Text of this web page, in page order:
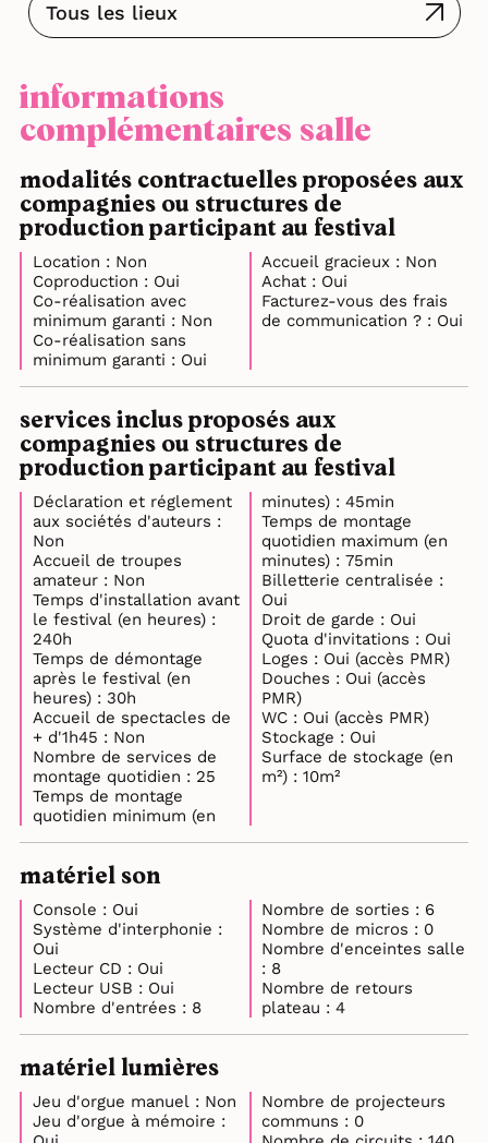
Tous les lieux
informations
complémentaires salle
modalités contractuelles proposées aux
compagnies ou structures de
production participant au festival
Location : Non
Coproduction : Oui
Co-réalisation avec
minimum garanti : Non
Co-réalisation sans
minimum garanti : Oui
Accueil gracieux : Non
Achat : Oui
Facturez-vous des frais
de communication ? : Oui
services inclus proposés aux
compagnies ou structures de
production participant au festival
Déclaration et réglement
aux sociétés d'auteurs :
Non
Accueil de troupes
amateur : Non
Temps d'installation avant
le festival (en heures) :
240h
Temps de démontage
après le festival (en
heures) : 30h
Accueil de spectacles de
+ d'1h45 : Non
Nombre de services de
montage quotidien : 25
Temps de montage
quotidien minimum (en
minutes) : 45min
Temps de montage
quotidien maximum (en
minutes) : 75min
Billetterie centralisée :
Oui
Droit de garde : Oui
Quota d'invitations : Oui
Loges : Oui (accès PMR)
Douches : Oui (accès
PMR)
WC : Oui (accès PMR)
Stockage : Oui
Surface de stockage (en
m²) : 10m²
matériel son
Console : Oui
Système d'interphonie :
Oui
Lecteur CD : Oui
Lecteur USB : Oui
Nombre d'entrées : 8
Nombre de sorties : 6
Nombre de micros : 0
Nombre d'enceintes salle
: 8
Nombre de retours
plateau : 4
matériel lumières
Jeu d'orgue manuel : Non
Jeu d'orgue à mémoire :
Nombre de projecteurs
communs : 0